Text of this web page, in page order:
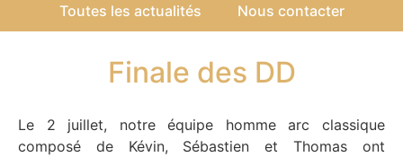
Toutes les actualités Nous contacter
Finale des DD
Le 2 juillet, notre équipe homme arc classique
composé de Kévin, Sébastien et Thomas ont